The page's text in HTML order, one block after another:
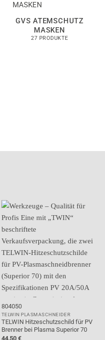
GVS ATEMSCHUTZ
MASKEN
27 PRODUKTE
804050
TELWIN PLASMASCHNEIDER
TELWIN Hitzeschutzschild für PV
Brenner bei Plasma Superior 70
44,50 €